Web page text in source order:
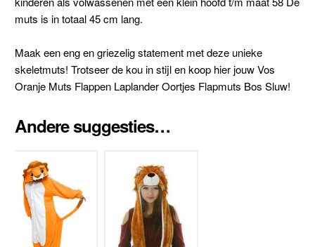
muts is in totaal 45 cm lang.
Maak een eng en griezelig statement met deze unieke
skeletmuts! Trotseer de kou in stijl en koop hier jouw Vos
Oranje Muts Flappen Laplander Oortjes Flapmuts Bos Sluw!
Andere suggesties…